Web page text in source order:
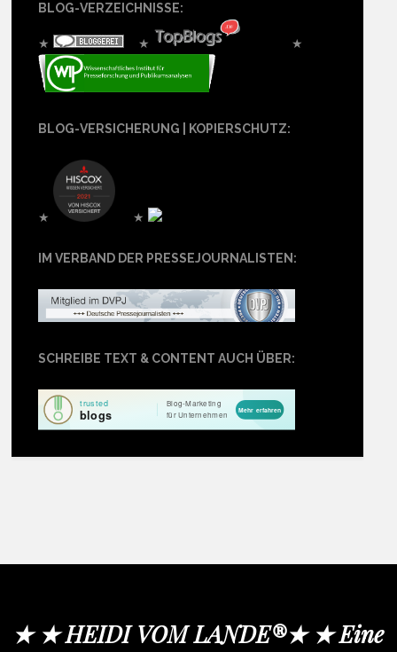
BLOG-VERZEICHNISSE:
★ ★ ★
BLOG-VERSICHERUNG | KOPIERSCHUTZ:
★ ★
IM VERBAND DER PRESSEJOURNALISTEN:
SCHREIBE TEXT & CONTENT AUCH ÜBER:
★ ★ HEIDI VOM LANDE®★ ★ Eine